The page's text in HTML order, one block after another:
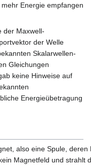
Energie empfangen
der Maxwell-
der Welle
Skalarwellen-
Gleichungen
keine Hinweise auf
Energieübetragung
also eine Spule,
Magnetfeld und